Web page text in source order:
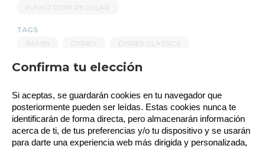
FUNKO POP! REGULAR
TAGS
BAMBI
DISNEY DISNEY CLASSICS
RELACIONADOS
Política de gestión de Cookies
funcionamiento del sitio. Además, se utilizan otras de
terceros que analizan cómo se usan nuestros servicios
para mejorar la experiencia de usuario, divulgar ofertas
comerciales personalizadas o realizar análisis de sus
hábitos de navegación. Pulse el botón para aceptarlas o
Confirma tu elección
Si aceptas, se guardarán cookies en tu navegador que
posteriormente pueden ser leídas. Estas cookies nunca te
identificarán de forma directa, pero almacenarán información
acerca de ti, de tus preferencias y/o tu dispositivo y se usarán
para darte una experiencia web más dirigida y personalizada,